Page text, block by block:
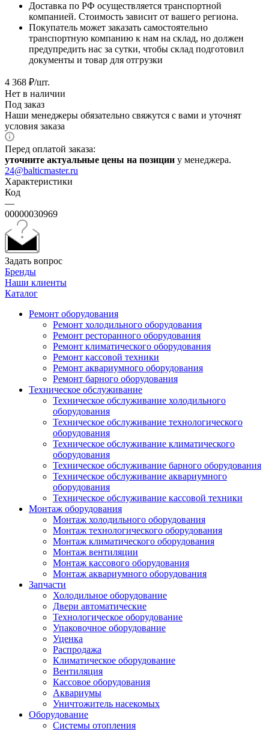
Доставка по РФ осуществляется транспортной
компанией. Стоимость зависит от вашего региона.
Покупатель может заказать самостоятельно
транспортную компанию к нам на склад, но должен
предупредить нас за сутки, чтобы склад подготовил
документы и товар для отгрузки
4 368 ₽/шт.
Нет в наличии
Под заказ
Наши менеджеры обязательно свяжутся с вами и уточнят
условия заказа
Перед оплатой заказа:
уточните актуальные цены на позиции у менеджера.
24@balticmaster.ru
Характеристики
Код
—
00000030969
Задать вопрос
Бренды
Наши клиенты
Каталог
Ремонт оборудования
Ремонт холодильного оборудования
Ремонт ресторанного оборудования
Ремонт климатического оборудования
Ремонт кассовой техники
Ремонт аквариумного оборудования
Ремонт барного оборудования
Техническое обслуживание
Техническое обслуживание холодильного
оборудования
Техническое обслуживание технологического
оборудования
Техническое обслуживание климатического
оборудования
Техническое обслуживание барного оборудования
Техническое обслуживание аквариумного
оборудования
Техническое обслуживание кассовой техники
Монтаж оборудования
Монтаж холодильного оборудования
Монтаж технологического оборудования
Монтаж климатического оборудования
Монтаж вентиляции
Монтаж кассового оборудования
Монтаж аквариумного оборудования
Запчасти
Холодильное оборудование
Двери автоматические
Технологическое оборудование
Упаковочное оборудование
Уценка
Распродажа
Климатическое оборудование
Вентиляция
Кассовое оборудования
Аквариумы
Уничтожитель насекомых
Оборудование
Системы отопления